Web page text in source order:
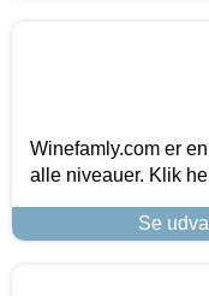
Winefamly.com er
alle niveauer. Klik
Se